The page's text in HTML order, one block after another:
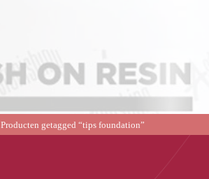
Producten getagged “tips foundation”